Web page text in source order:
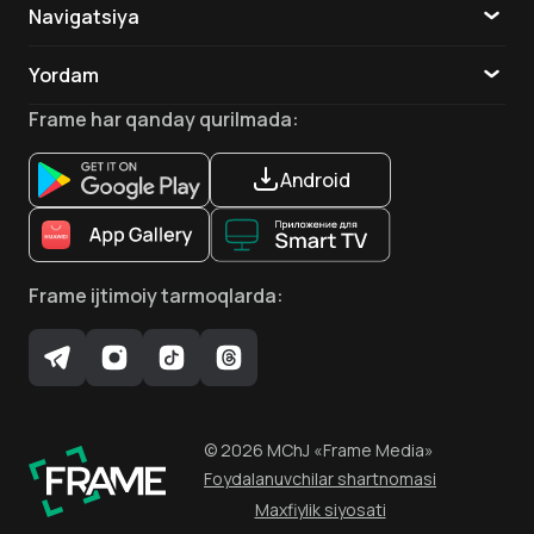
Bosh aktyor Aktyor
Aktyor Aktyor
Erik Eboni
Aktyor
Navigatsiya
Yordam
Aloqa
Ilovalar
Frame har qanday qurilmada:
Android
Frame ijtimoiy tarmoqlarda:
© 2026 MChJ «Frame Media»
Foydalanuvchilar shartnomasi
Maxfiylik siyosati